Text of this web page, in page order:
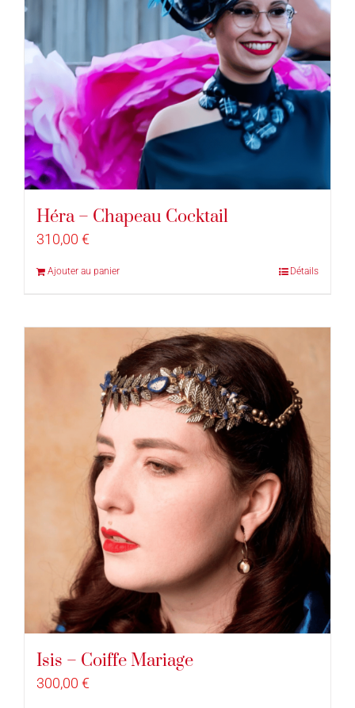
Héra – Chapeau Cocktail
310,00 €
Ajouter au panier Détails
Isis – Coiffe Mariage
300,00 €